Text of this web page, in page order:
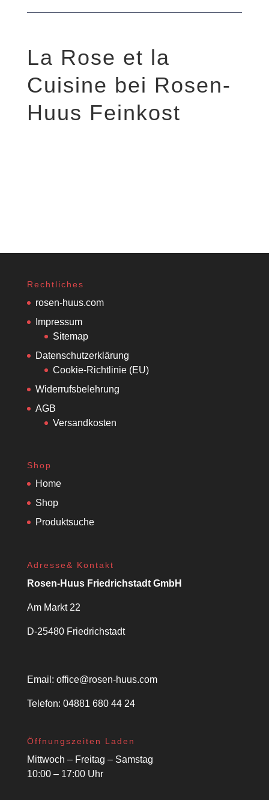
La Rose et la
Cuisine bei Rosen-
Huus Feinkost
Rechtliches
rosen-huus.com
Impressum
Sitemap
Datenschutzerklärung
Cookie-Richtlinie (EU)
Widerrufsbelehrung
AGB
Versandkosten
Shop
Home
Shop
Produktsuche
Adresse& Kontakt
Rosen-Huus Friedrichstadt GmbH
Am Markt 22
D-25480 Friedrichstadt
Email: office@rosen-huus.com
Telefon: 04881 680 44 24
Öffnungszeiten Laden
Mittwoch – Freitag – Samstag
10:00 – 17:00 Uhr